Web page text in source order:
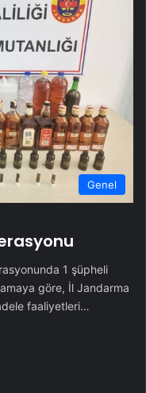
Genel
1 şüpheli
göre, İl Jandarma
faaliyetleri…